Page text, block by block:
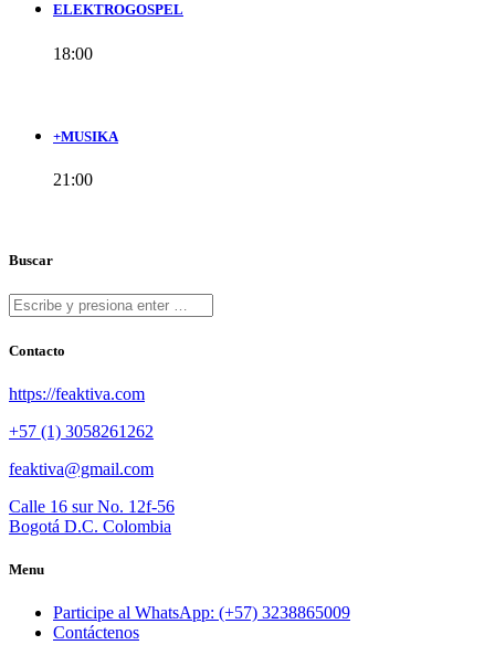
ELEKTROGOSPEL
18:00
+MUSIKA
21:00
Buscar
Contacto
https://feaktiva.com
+57 (1) 3058261262
feaktiva@gmail.com
Calle 16 sur No. 12f-56
Bogotá D.C. Colombia
Menu
Participe al WhatsApp: (+57) 3238865009
Contáctenos